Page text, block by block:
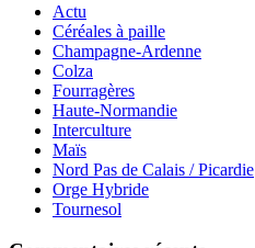
Actu
Céréales à paille
Champagne-Ardenne
Colza
Fourragères
Haute-Normandie
Interculture
Maïs
Nord Pas de Calais / Picardie
Orge Hybride
Tournesol